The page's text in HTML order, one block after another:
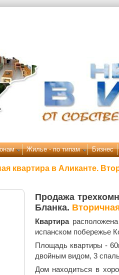
Жилье - по типам Бизнес
квартира в Аликанте.
Продажа
Бланка.
Квартира
испанском побережье
Площадь квартиры -
двойным видом, 3
Дом находиться в